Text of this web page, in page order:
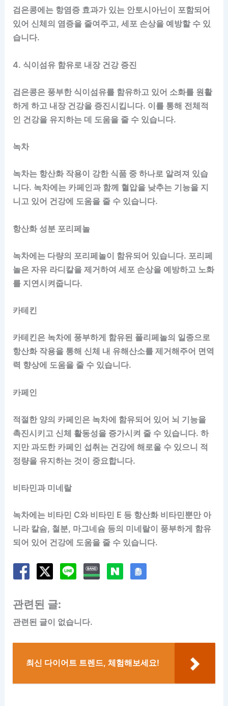
검은콩에는 항염증 효과가 있는 안토시아닌이 포함되어
있어 신체의 염증을 줄여주고, 세포 손상을 예방할 수 있
습니다.
4. 식이섬유 함유로 내장 건강 증진
검은콩은 풍부한 식이섬유를 함유하고 있어 소화를 원활
하게 하고 내장 건강을 증진시킵니다. 이를 통해 전체적
인 건강을 유지하는 데 도움을 줄 수 있습니다.
녹차
녹차는 항산화 작용이 강한 식품 중 하나로 알려져 있습
니다. 녹차에는 카페인과 함께 혈압을 낮추는 기능을 지
니고 있어 건강에 도움을 줄 수 있습니다.
항산화 성분 포리페놀
녹차에는 다량의 포리페놀이 함유되어 있습니다. 포리페
놀은 자유 라디칼을 제거하여 세포 손상을 예방하고 노화
를 지연시켜줍니다.
카테킨
카테킨은 녹차에 풍부하게 함유된 폴리페놀의 일종으로
항산화 작용을 통해 신체 내 유해산소를 제거해주어 면역
력 향상에 도움을 줄 수 있습니다.
카페인
적절한 양의 카페인은 녹차에 함유되어 있어 뇌 기능을
촉진시키고 신체 활동성을 증가시켜 줄 수 있습니다. 하
지만 과도한 카페인 섭취는 건강에 해로울 수 있으니 적
정량을 유지하는 것이 중요합니다.
비타민과 미네랄
녹차에는 비타민 C와 비타민 E 등 항산화 비타민뿐만 아
니라 칼슘, 철분, 마그네슘 등의 미네랄이 풍부하게 함유
되어 있어 건강에 도움을 줄 수 있습니다.
관련된 글:
관련된 글이 없습니다.
최신 다이어트 트렌드, 체험해보세요!